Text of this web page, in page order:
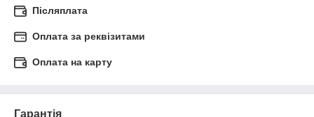
Післяплата
Оплата за реквізитами
Оплата на карту
Гарантія